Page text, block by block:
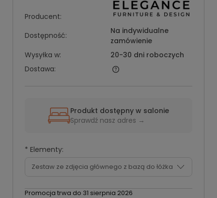
Producent:
Dostępność:
Na indywidualne
zamówienie
Wysyłka w:
20-30 dni roboczych
Dostawa:
Produkt dostępny w salonie
Sprawdź nasz adres →
* Elementy:
Promocja trwa do 31 sierpnia 2026